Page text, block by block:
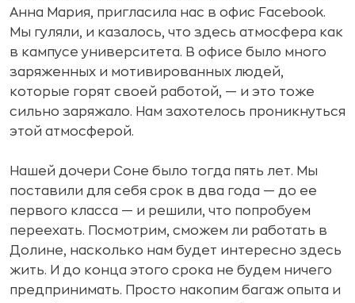
Анна Мария, пригласила нас в офис Facebook.
Мы гуляли, и казалось, что здесь атмосфера как
в кампусе университета. В офисе было много
заряженных и мотивированных людей,
которые горят своей работой, — и это тоже
сильно заряжало. Нам захотелось проникнуться
этой атмосферой.
Нашей дочери Соне было тогда пять лет. Мы
поставили для себя срок в два года — до ее
первого класса — и решили, что попробуем
переехать. Посмотрим, сможем ли работать в
Долине, насколько нам будет интересно здесь
жить. И до конца этого срока не будем ничего
предпринимать. Просто накопим багаж опыта и